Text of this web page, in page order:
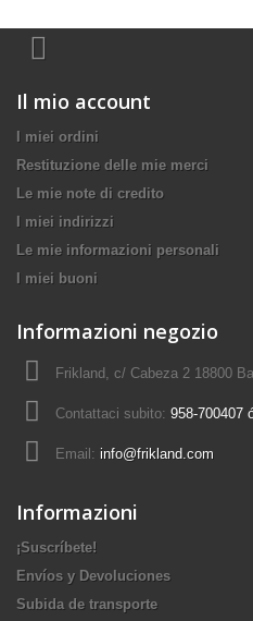
Il mio account
I miei ordini
Restituzione delle mie merci
Le mie note di credito
I miei indirizzi
Le mie informazioni personali
I miei buoni
Informazioni negozio
Frikland, c/ Cabeza 2 18800
Contattaci subito: 958-700407
Email: info@frikland.com
Informazioni
¡Suscríbete!
Envíos y Devoluciones
Subida de transporte